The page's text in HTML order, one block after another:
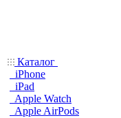
Каталог
iPhone
iPad
Apple Watch
Apple AirPods